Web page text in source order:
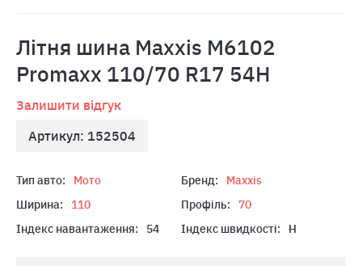
Літня шина Maxxis M6102
Promaxx 110/70 R17 54H
Залишити відгук
Артикул: 152504
Тип авто: Мото Бренд:
Maxxis
Ширина:
110 Профіль:
70
Індекс навантаження:
54 Індекс швидкості: H